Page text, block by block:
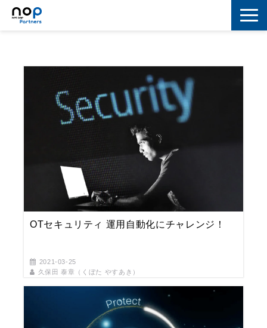
セキュリティ
IoT
コラボレーション
スキルアップ
OTセキュリティ 運用自動化にチャレンジ！
2021-03-25
久保田 泰章（くぼた やすあき）